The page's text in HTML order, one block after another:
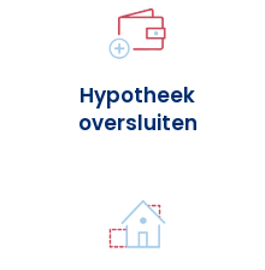
Hypotheek
oversluiten